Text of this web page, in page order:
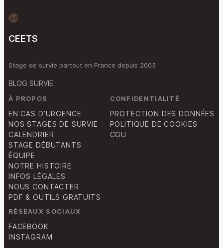
CEETS
Stage de survie partout en France depuis 2003
BLOG SURVIE
À PROPOS
EN CAS D’URGENCE
NOS STAGES DE SURVIE
CALENDRIER
STAGE DÉBUTANTS
ÉQUIPE
NOTRE HISTOIRE
INFOS LÉGALES
NOUS CONTACTER
PDF & OUTILS GRATUITS
CONFIDENTIALITÉ
PROTECTION DES DONNÉES
POLITIQUE DE COOKIES
CGU
RÉSEAUX SOCIAUX
FACEBOOK
INSTAGRAM